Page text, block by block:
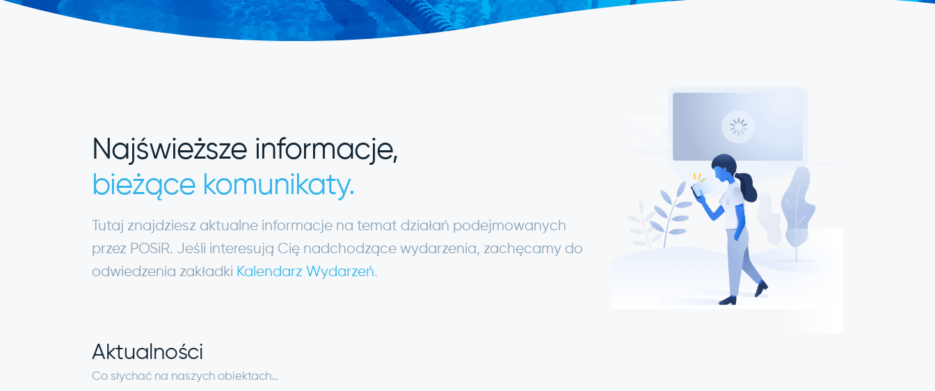
Najświeższe informacje,
bieżące komunikaty.
Tutaj znajdziesz aktualne informacje na temat działań podejmowanych
przez POSiR. Jeśli interesują Cię nadchodzące wydarzenia, zachęcamy do
odwiedzenia zakładki Kalendarz Wydarzeń.
Aktualności
Co słychać na naszych obiektach…